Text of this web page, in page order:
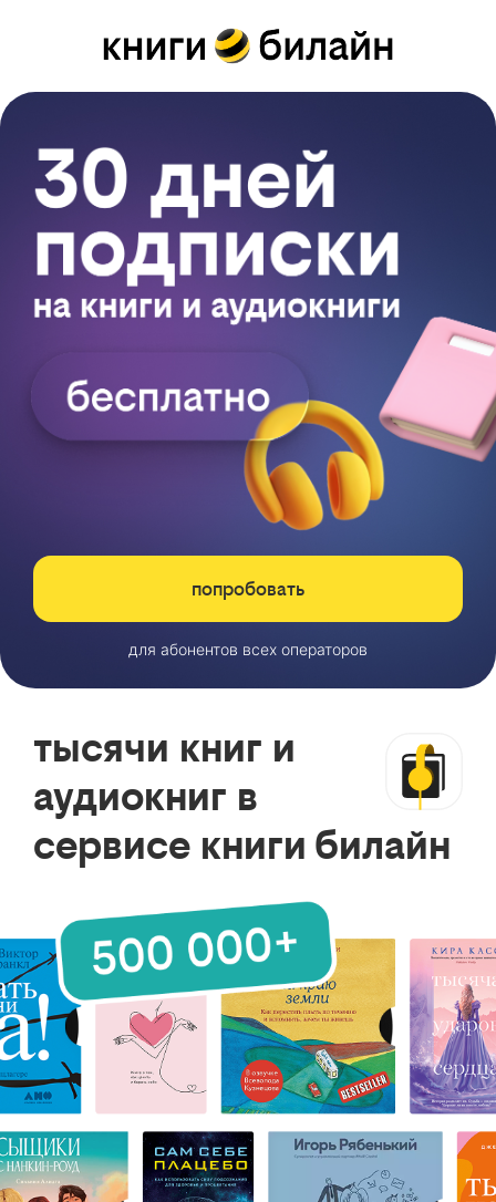
попробовать
для абонентов всех операторов
тысячи книг и
аудиокниг в
сервисе книги билайн